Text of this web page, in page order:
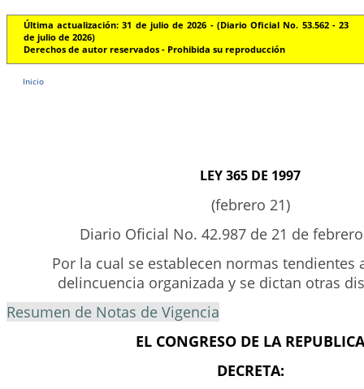
Última actualización: 31 de julio de 2026 - (Diario Oficial No. 53.562 - 23
de julio de 2026)
Derechos de autor reservados - Prohibida su reproducción
Inicio
LEY 365 DE 1997
(febrero 21)
Diario Oficial No. 42.987 de 21 de
Por la cual se establecen normas tendientes
delincuencia organizada y se dictan otras
Resumen de Notas de Vigencia
EL CONGRESO DE LA REPUBLICA
DECRETA: